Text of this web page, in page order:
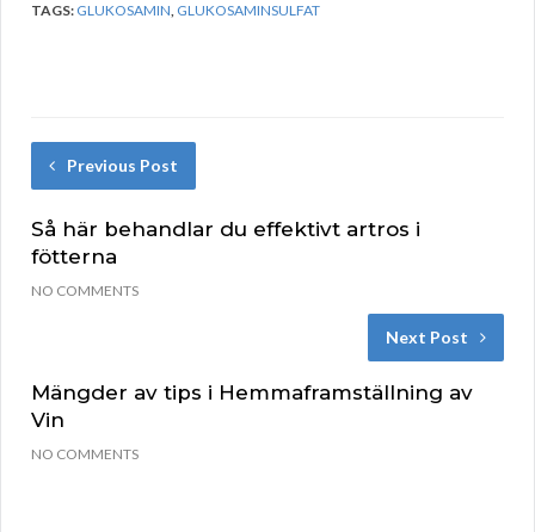
TAGS: GLUKOSAMIN, GLUKOSAMINSULFAT
Previous Post
Så här behandlar du effektivt artros i
fötterna
NO COMMENTS
Next Post
Mängder av tips i Hemmaframställning av
Vin
NO COMMENTS